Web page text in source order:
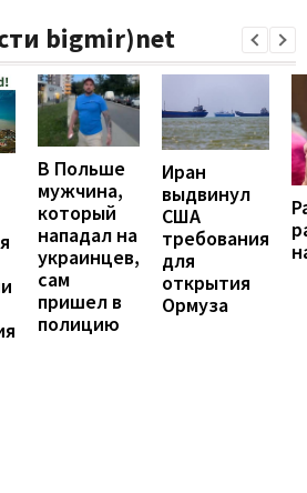
bigmir)net
В Польше
мужчина,
который
нападал на
украинцев,
сам
пришел в
полицию
Иран
выдвинул
США
требования
для
открытия
Ормуза